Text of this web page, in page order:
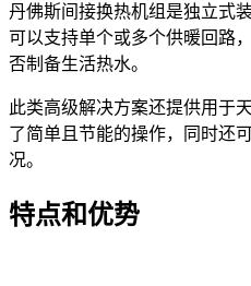
丹佛斯间接换热机组是独立式
可以支持单个或多个供暖回路
否制备生活热水。
此类高级解决方案还提供用于
了简单且节能的操作，同时还
况。
特点和优势